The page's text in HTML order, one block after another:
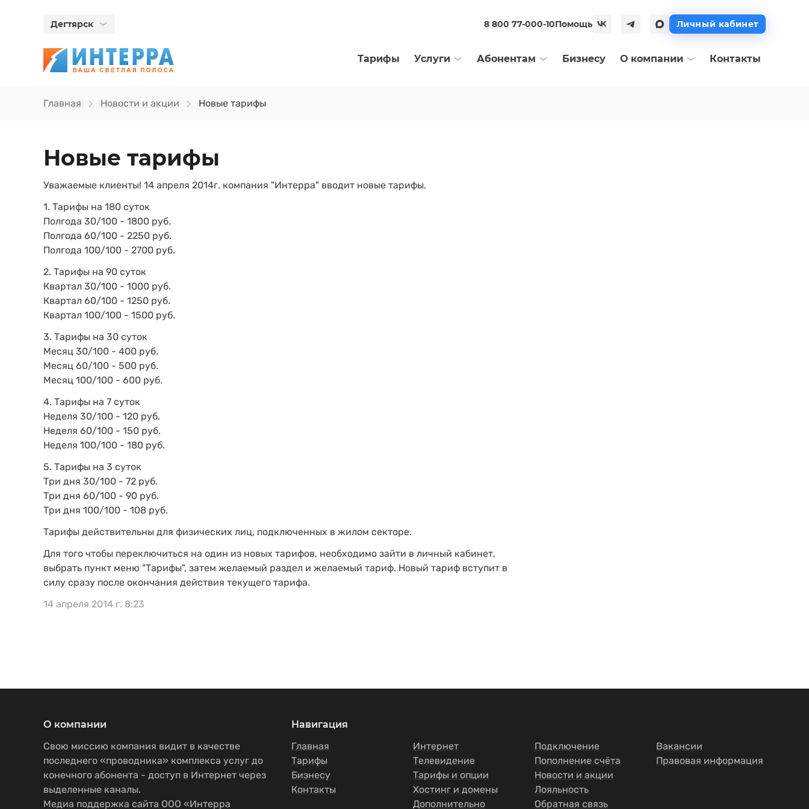
Дегтярск 8 800 77-000-10Помощь Личный кабинет
Тарифы Услуги Абонентам Бизнесу О компании Контакты
Главная Новости и акции Новые тарифы
Новые тарифы
Уважаемые клиенты! 14 апреля 2014г. компания "Интерра" вводит новые тарифы.
1. Тарифы на 180 суток
Полгода 30/100 - 1800 руб.
Полгода 60/100 - 2250 руб.
Полгода 100/100 - 2700 руб.
2. Тарифы на 90 суток
Квартал 30/100 - 1000 руб.
Квартал 60/100 - 1250 руб.
Квартал 100/100 - 1500 руб.
3. Тарифы на 30 суток
Месяц 30/100 - 400 руб.
Месяц 60/100 - 500 руб.
Месяц 100/100 - 600 руб.
4. Тарифы на 7 суток
Неделя 30/100 - 120 руб.
Неделя 60/100 - 150 руб.
Неделя 100/100 - 180 руб.
5. Тарифы на 3 суток
Три дня 30/100 - 72 руб.
Три дня 60/100 - 90 руб.
Три дня 100/100 - 108 руб.
Тарифы действительны для физических лиц, подключенных в жилом секторе.
Для того чтобы переключиться на один из новых тарифов, необходимо зайти в личный кабинет,
выбрать пункт меню "Тарифы", затем желаемый раздел и желаемый тариф. Новый тариф вступит в
силу сразу после окончания действия текущего тарифа.
14 апреля 2014 г. 8:23
О компании
Свою миссию компания видит в качестве
последнего «проводника» комплекса услуг до
конечного абонента - доступ в Интернет через
выделенные каналы.
Медиа поддержка сайта ООО «Интерра
Навигация
Главная
Тарифы
Бизнесу
Контакты
Интернет
Телевидение
Тарифы и опции
Хостинг и домены
Дополнительно
Подключение
Пополнение счёта
Новости и акции
Лояльность
Обратная связь
Вакансии
Правовая информация